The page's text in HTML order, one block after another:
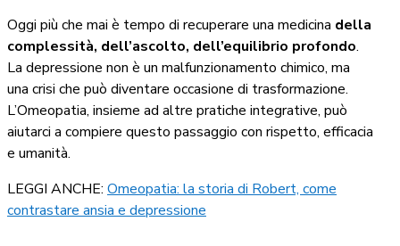
Oggi più che mai è tempo di recuperare una medicina della
complessità, dell’ascolto, dell’equilibrio profondo.
La depressione non è un malfunzionamento chimico, ma
una crisi che può diventare occasione di trasformazione.
L’Omeopatia, insieme ad altre pratiche integrative, può
aiutarci a compiere questo passaggio con rispetto, efficacia
e umanità.
LEGGI ANCHE: Omeopatia: la storia di Robert, come
contrastare ansia e depressione